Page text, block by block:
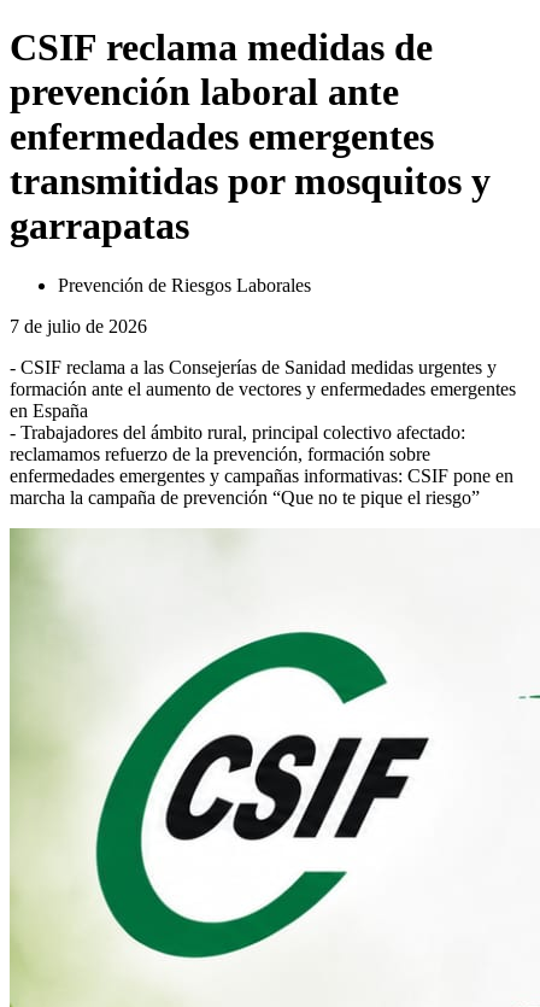
CSIF reclama medidas de
prevención laboral ante
enfermedades emergentes
transmitidas por mosquitos y
garrapatas
Prevención de Riesgos Laborales
7 de julio de 2026
- CSIF reclama a las Consejerías de Sanidad medidas urgentes y
formación ante el aumento de vectores y enfermedades emergentes
en España
- Trabajadores del ámbito rural, principal colectivo afectado:
reclamamos refuerzo de la prevención, formación sobre
enfermedades emergentes y campañas informativas: CSIF pone en
marcha la campaña de prevención “Que no te pique el riesgo”